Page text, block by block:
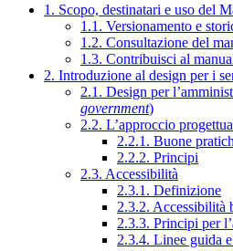
1. Scopo, destinatari e uso del
1.1. Versionamento e
1.2. Consultazione del
1.3. Contribuisci al
2. Introduzione al design per i
2.1. Design per
government)
2.2. L’approccio
2.2.1. Buone
2.2.2. Principi
2.3. Accessibilità
2.3.1. Definizione
2.3.2. Accessibilità
2.3.3. Principi per
2.3.4. Linee guida